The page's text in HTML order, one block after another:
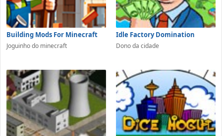
Building Mods For Minecraft
Joguinho do minecraft
Idle Factory Domination
Dono da cidade